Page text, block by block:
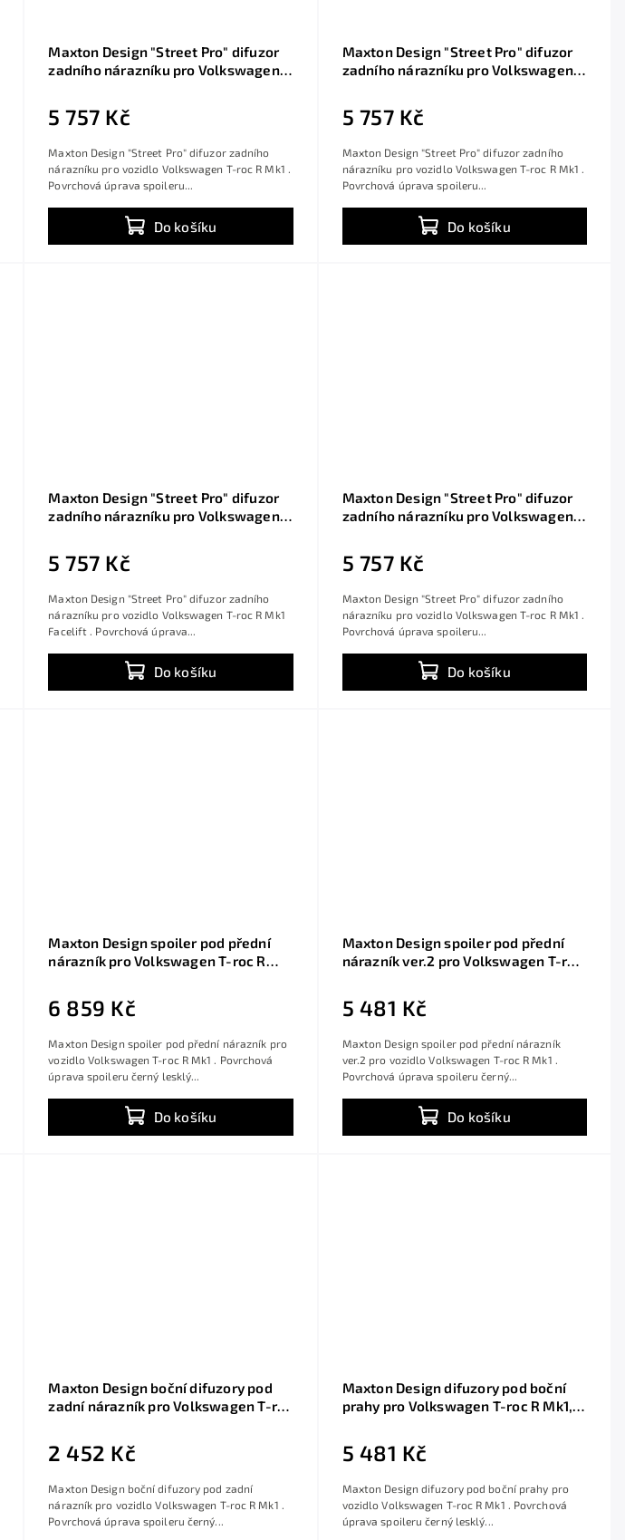
Maxton Design "Street Pro" difuzor
zadního nárazníku pro Volkswagen
povrchové úpravy, s černou a
červenou linkou
5 757 Kč
Do košíku
Maxton Design "Street Pro" difuzor zadního
nárazníku pro vozidlo Volkswagen T-roc R Mk1 .
Povrchová úprava spoileru...
Maxton Design "Street Pro" difuzor
zadního nárazníku pro Volkswagen
povrchové úpravy, s červenou linkou
5 757 Kč
Do košíku
Maxton Design "Street Pro" difuzor zadního
nárazníku pro vozidlo Volkswagen T-roc R Mk1 .
Povrchová úprava spoileru...
Maxton Design "Street Pro" difuzor
zadního nárazníku pro Volkswagen
povrchové úpravy, s černou a
červenou linkou
5 757 Kč
Do košíku
Maxton Design "Street Pro" difuzor zadního
nárazníku pro vozidlo Volkswagen T-roc R Mk1
Facelift . Povrchová úprava...
Maxton Design "Street Pro" difuzor
zadního nárazníku pro Volkswagen
povrchové úpravy, s červenou linkou
5 757 Kč
Do košíku
Maxton Design "Street Pro" difuzor zadního
nárazníku pro vozidlo Volkswagen T-roc R Mk1 .
Povrchová úprava spoileru...
Maxton Design spoiler pod přední
nárazník pro Volkswagen T-roc R
Line
6 859 Kč
Do košíku
Maxton Design spoiler pod přední nárazník pro
vozidlo Volkswagen T-roc R Mk1 . Povrchová
úprava spoileru černý lesklý...
Maxton Design spoiler pod přední
nárazník ver.2 pro Volkswagen T-roc
5 481 Kč
Do košíku
Maxton Design spoiler pod přední nárazník
ver.2 pro vozidlo Volkswagen T-roc R Mk1 .
Povrchová úprava spoileru černý...
Maxton Design boční difuzory pod
zadní nárazník pro Volkswagen T-roc
Line
2 452 Kč
Maxton Design boční difuzory pod zadní
nárazník pro vozidlo Volkswagen T-roc R Mk1 .
Povrchová úprava spoileru černý...
Maxton Design difuzory pod boční
prahy pro Volkswagen T-roc R Mk1,
5 481 Kč
Maxton Design difuzory pod boční prahy pro
vozidlo Volkswagen T-roc R Mk1 . Povrchová
úprava spoileru černý lesklý...